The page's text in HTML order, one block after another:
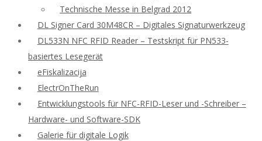
Technische Messe in Belgrad 2012
DL Signer Card 30M48CR – Digitales Signaturwerkzeug
DL533N NFC RFID Reader – Testskript für PN533-
basiertes Lesegerät
eFiskalizacija
ElectrOnTheRun
Entwicklungstools für NFC-RFID-Leser und -Schreiber –
Hardware- und Software-SDK
Galerie für digitale Logik